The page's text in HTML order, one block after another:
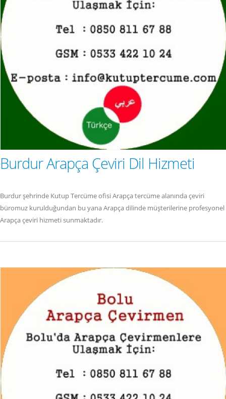
Burdur Arapça Çeviri Dil Hizmeti
Burdur şehrinde Kutup Tercüme ofisi Arapça tercüme alanında çeviri
büromuz kurulduğundan bu yana Arapça dilinde müşterilerine profesyonel
Arapça çeviri hizmeti sunmaktadır.